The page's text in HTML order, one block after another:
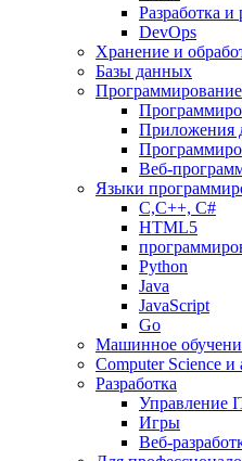
Разработка
DevOps
Хранение и
Базы данных
Приложения
Веб-
Языки
С,С++, С#
HTML5
Python
Java
JavaScript
Go
Машинное
Computer Science
Разработка
Управление
Игры
Веб-